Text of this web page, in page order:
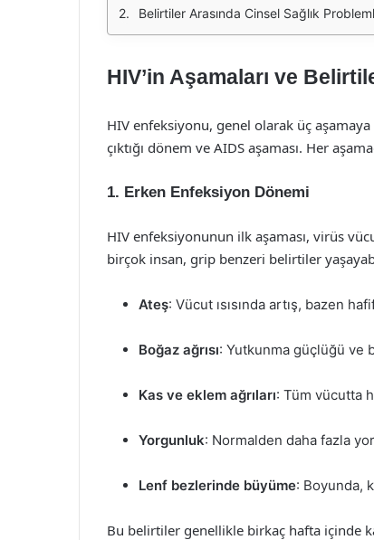
Belirtiler Arasında Cinsel Sağlık
HIV’in Aşamaları ve
HIV enfeksiyonu, genel olarak üç
çıktığı dönem ve AIDS aşaması. Her
1. Erken Enfeksiyon Dönemi
HIV enfeksiyonunun ilk aşaması, virüs
birçok insan, grip benzeri belirtiler
Ateş: Vücut ısısında artış, bazen
Boğaz ağrısı: Yutkunma güçlüğü ve
Kas ve eklem ağrıları: Tüm vücutta
Yorgunluk: Normalden daha fazla
Lenf bezlerinde büyüme: Boyunda,
Bu belirtiler genellikle birkaç hafta içinde